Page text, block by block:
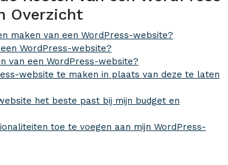
Overzicht
maken van een WordPress-website?
WordPress-website?
van een WordPress-website?
website te maken in plaats van deze te laten
het beste past bij mijn budget en
toe te voegen aan mijn WordPress-